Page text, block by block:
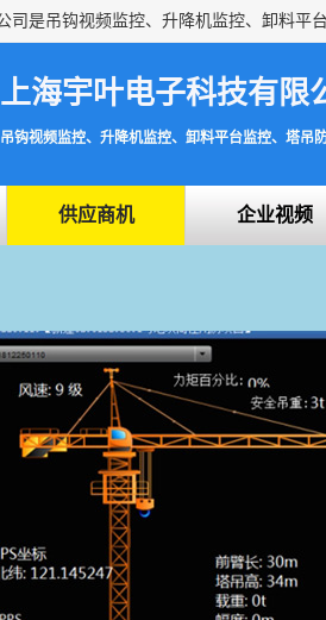
上海宇叶电子科技有限
吊钩视频监控、升降机监控、卸料平台监控、塔吊
供应商机 企业视频